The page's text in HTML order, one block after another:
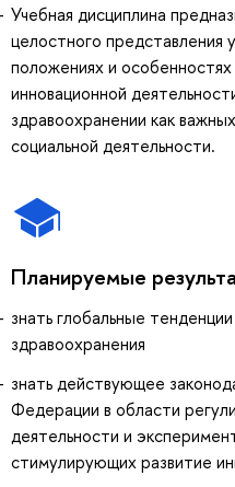
Учебная дисциплина
целостного представления
положениях и особенностях
инновационной
здравоохранении как
социальной деятельности.
Планируемые
знать глобальные
здравоохранения
знать действующее
Федерации в области
деятельности и
стимулирующих развитие